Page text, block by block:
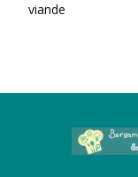
viande